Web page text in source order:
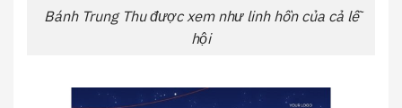
Bánh Trung Thu được xem như linh hồn của cả lễ
hội